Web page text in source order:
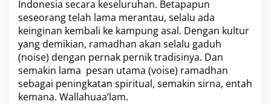
Indonesia secara keseluruhan. Betapapun
seseorang telah lama merantau, selalu ada
keinginan kembali ke kampung asal. Dengan kultur
yang demikian, ramadhan akan selalu gaduh
(noise) dengan pernak pernik tradisinya. Dan
semakin lama pesan utama (voise) ramadhan
sebagai peningkatan spiritual, semakin sirna, entah
kemana. Wallahuaa’lam.